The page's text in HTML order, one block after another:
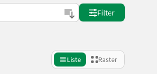
Filter
Liste Raster